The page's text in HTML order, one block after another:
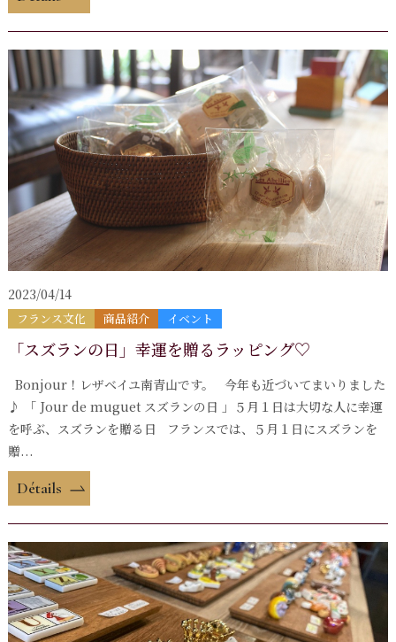
2023/04/14
フランス文化 商品紹介 イベント
「スズランの日」幸運を贈るラッピング♡
Bonjour！レザベイユ南青山です。 今年も近づいてまいりました
♪ 「 Jour de muguet スズランの日 」５月１日は大切な人に幸運
を呼ぶ、スズランを贈る日 フランスでは、５月１日にスズランを
贈...
Détails